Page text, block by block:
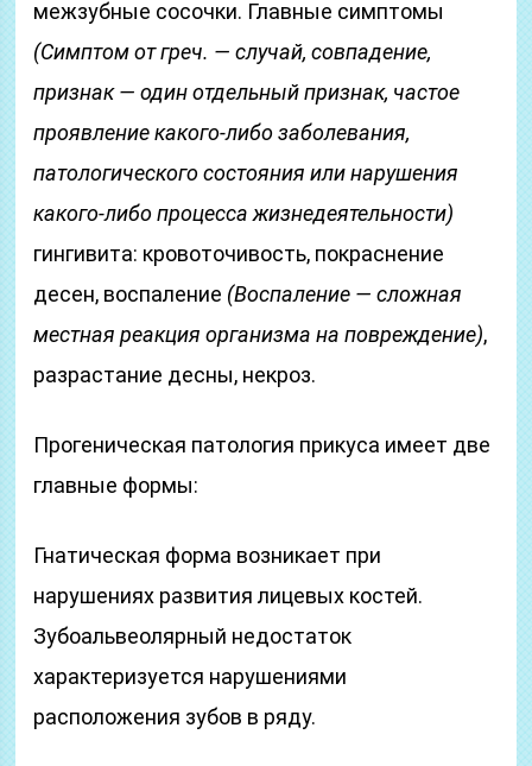
межзубные сосочки. Главные симптомы
(Симптом от греч. — случай, совпадение,
признак — один отдельный признак, частое
проявление какого-либо заболевания,
патологического состояния или нарушения
какого-либо процесса жизнедеятельности)
гингивита: кровоточивость, покраснение
десен, воспаление (Воспаление — сложная
местная реакция организма на повреждение),
разрастание десны, некроз.
Прогеническая патология прикуса имеет две
главные формы:
Гнатическая форма возникает при
нарушениях развития лицевых костей.
Зубоальвеолярный недостаток
характеризуется нарушениями
расположения зубов в ряду.